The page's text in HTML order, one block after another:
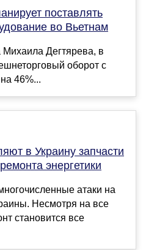
поставлять
во Вьетнам
Дегтярева, в
оборот с
46%...
в Украину запчасти
энергетики
атаки на
Несмотря на все
становится все